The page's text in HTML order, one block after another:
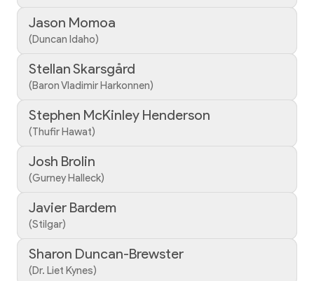
Jason Momoa
(Duncan Idaho)
Stellan Skarsgård
(Baron Vladimir Harkonnen)
Stephen McKinley Henderson
(Thufir Hawat)
Josh Brolin
(Gurney Halleck)
Javier Bardem
(Stilgar)
Sharon Duncan-Brewster
(Dr. Liet Kynes)